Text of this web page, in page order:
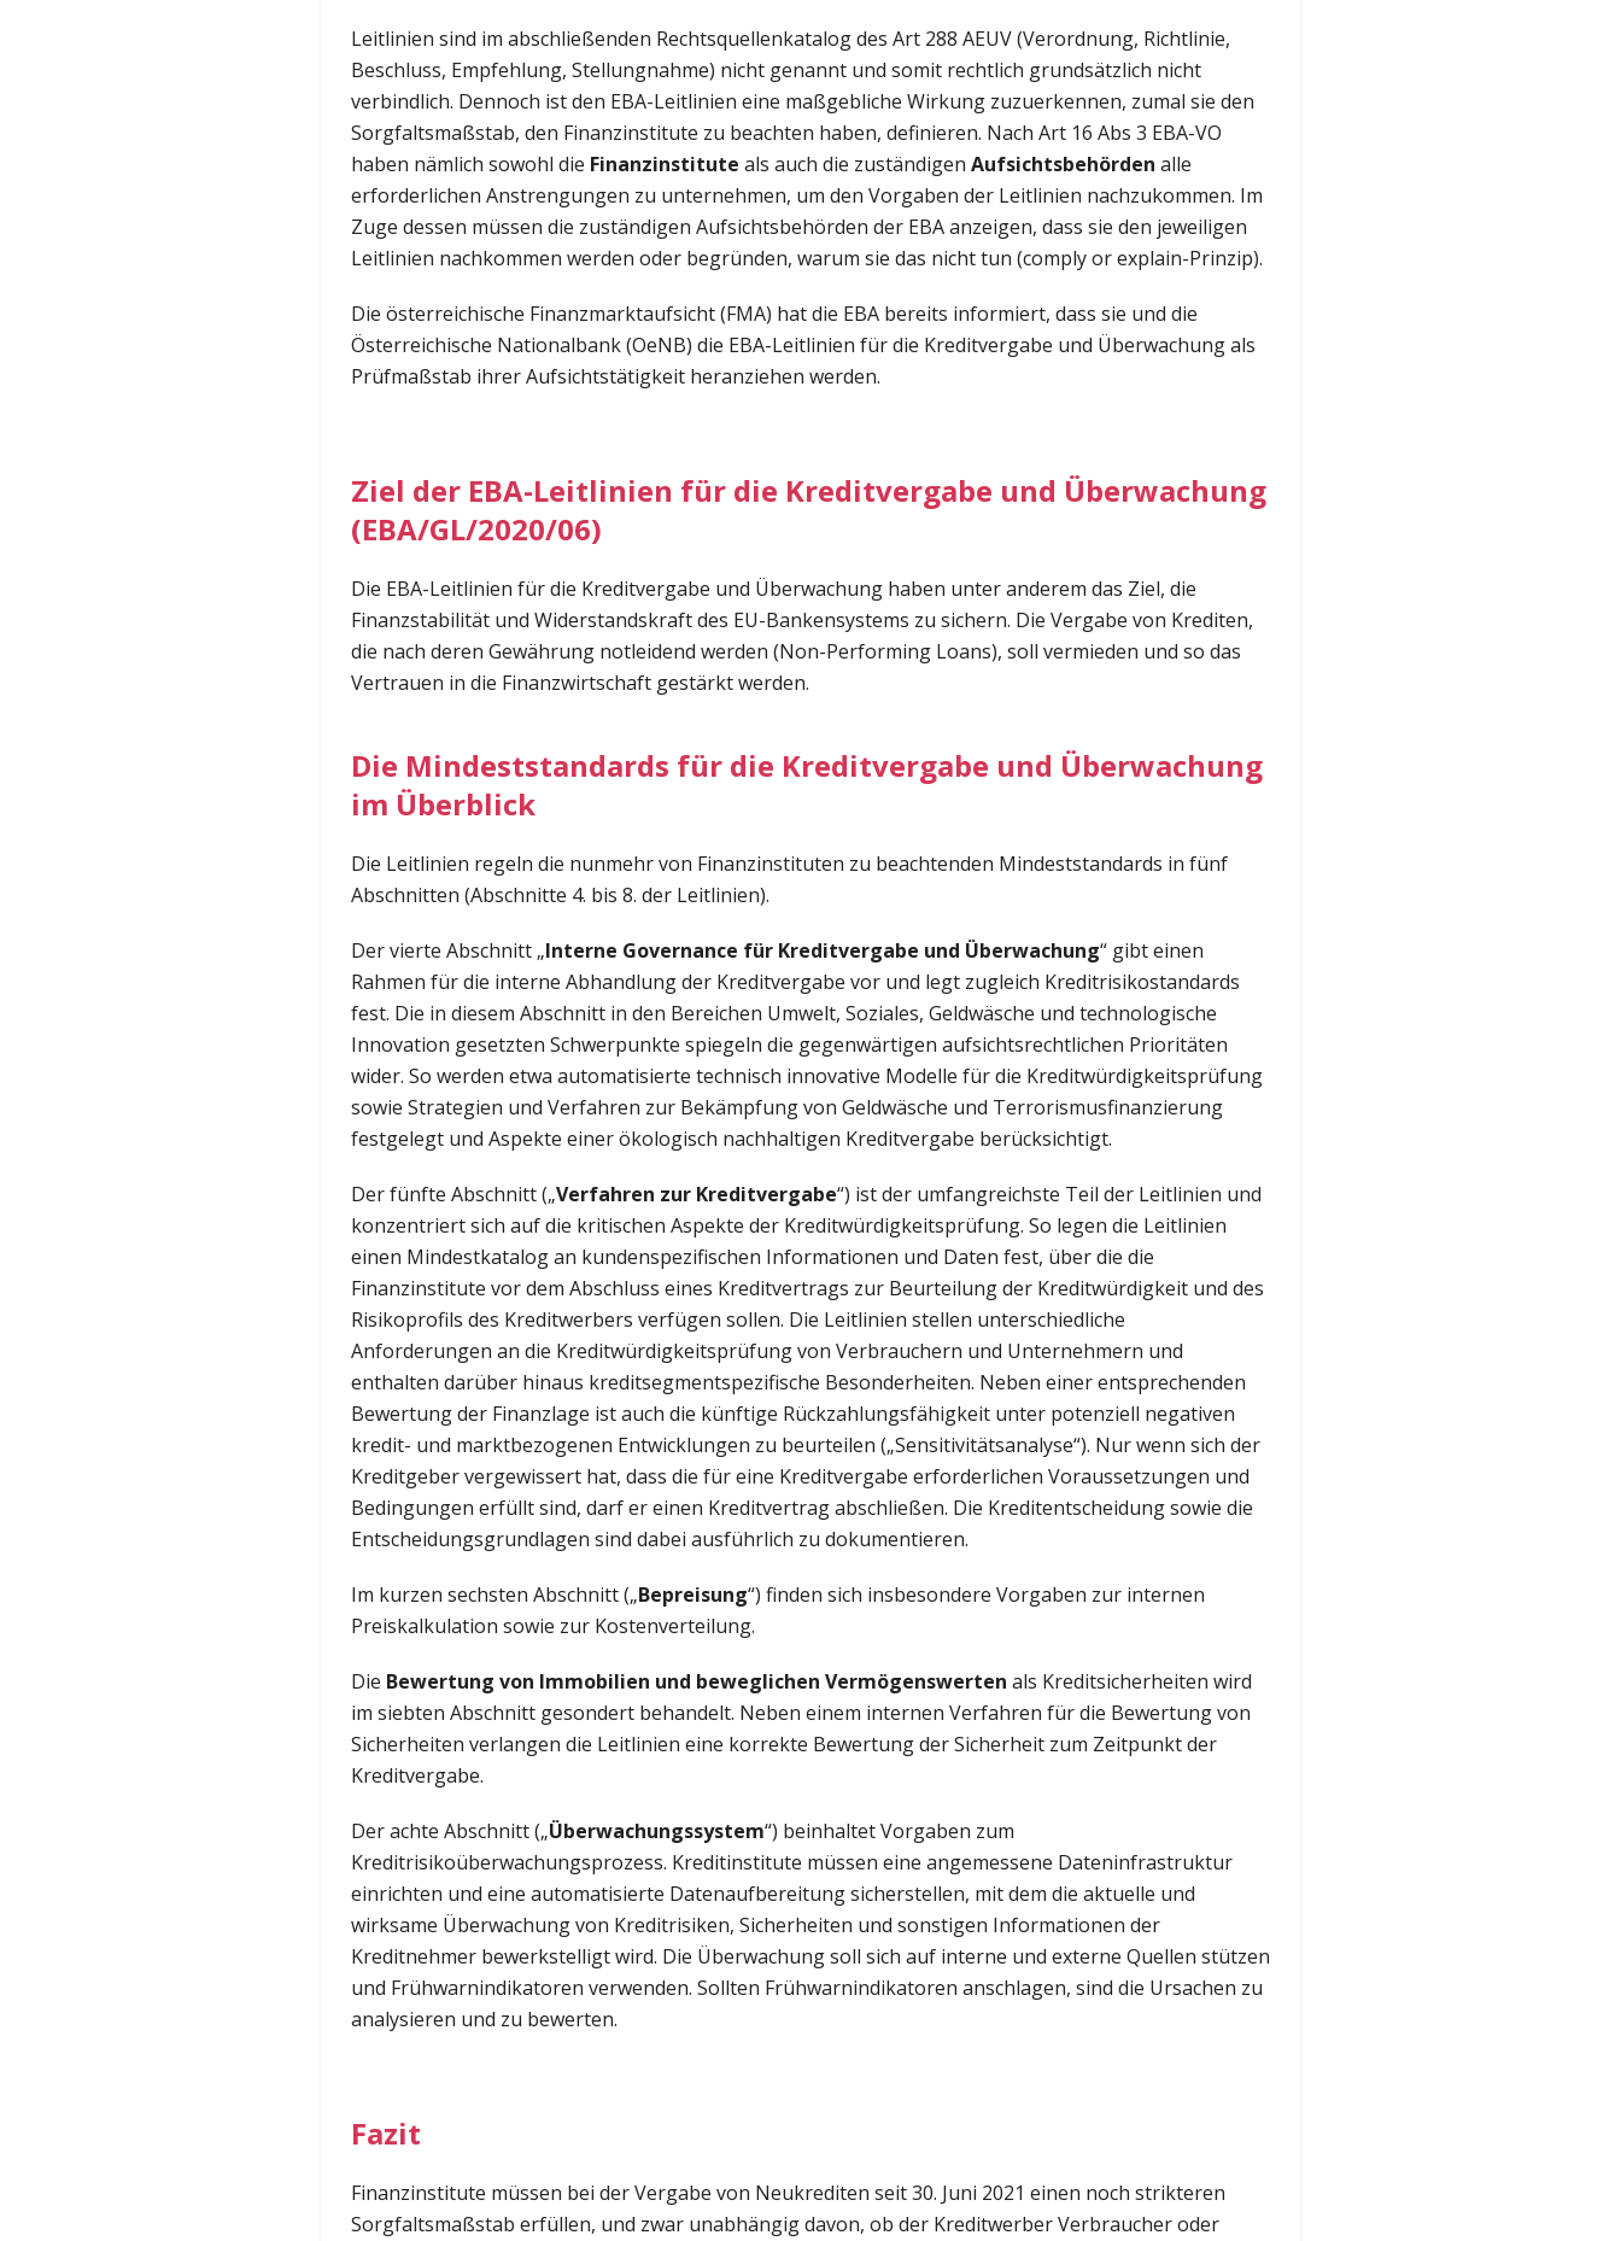
Leitlinien sind im abschließenden Rechtsquellenkatalog des Art 288 AEUV (Verordnung, Richtlinie,
Beschluss, Empfehlung, Stellungnahme) nicht genannt und somit rechtlich grundsätzlich nicht
verbindlich. Dennoch ist den EBA-Leitlinien eine maßgebliche Wirkung zuzuerkennen, zumal sie den
Sorgfaltsmaßstab, den Finanzinstitute zu beachten haben, definieren. Nach Art 16 Abs 3 EBA-VO
haben nämlich sowohl die Finanzinstitute als auch die zuständigen Aufsichtsbehörden alle
erforderlichen Anstrengungen zu unternehmen, um den Vorgaben der Leitlinien nachzukommen. Im
Zuge dessen müssen die zuständigen Aufsichtsbehörden der EBA anzeigen, dass sie den jeweiligen
Leitlinien nachkommen werden oder begründen, warum sie das nicht tun (comply or explain-Prinzip).
Die österreichische Finanzmarktaufsicht (FMA) hat die EBA bereits informiert, dass sie und die
Österreichische Nationalbank (OeNB) die EBA-Leitlinien für die Kreditvergabe und Überwachung als
Prüfmaßstab ihrer Aufsichtstätigkeit heranziehen werden.
Ziel der EBA-Leitlinien für die Kreditvergabe und Überwachung
(EBA/GL/2020/06)
Die EBA-Leitlinien für die Kreditvergabe und Überwachung haben unter anderem das Ziel, die
Finanzstabilität und Widerstandskraft des EU-Bankensystems zu sichern. Die Vergabe von Krediten,
die nach deren Gewährung notleidend werden (Non-Performing Loans), soll vermieden und so das
Vertrauen in die Finanzwirtschaft gestärkt werden.
Die Mindeststandards für die Kreditvergabe und Überwachung
im Überblick
Die Leitlinien regeln die nunmehr von Finanzinstituten zu beachtenden Mindeststandards in fünf
Abschnitten (Abschnitte 4. bis 8. der Leitlinien).
Der vierte Abschnitt „Interne Governance für Kreditvergabe und Überwachung“ gibt einen
Rahmen für die interne Abhandlung der Kreditvergabe vor und legt zugleich Kreditrisikostandards
fest. Die in diesem Abschnitt in den Bereichen Umwelt, Soziales, Geldwäsche und technologische
Innovation gesetzten Schwerpunkte spiegeln die gegenwärtigen aufsichtsrechtlichen Prioritäten
wider. So werden etwa automatisierte technisch innovative Modelle für die Kreditwürdigkeitsprüfung
sowie Strategien und Verfahren zur Bekämpfung von Geldwäsche und Terrorismusfinanzierung
festgelegt und Aspekte einer ökologisch nachhaltigen Kreditvergabe berücksichtigt.
Der fünfte Abschnitt („Verfahren zur Kreditvergabe“) ist der umfangreichste Teil der Leitlinien und
konzentriert sich auf die kritischen Aspekte der Kreditwürdigkeitsprüfung. So legen die Leitlinien
einen Mindestkatalog an kundenspezifischen Informationen und Daten fest, über die die
Finanzinstitute vor dem Abschluss eines Kreditvertrags zur Beurteilung der Kreditwürdigkeit und des
Risikoprofils des Kreditwerbers verfügen sollen. Die Leitlinien stellen unterschiedliche
Anforderungen an die Kreditwürdigkeitsprüfung von Verbrauchern und Unternehmern und
enthalten darüber hinaus kreditsegmentspezifische Besonderheiten. Neben einer entsprechenden
Bewertung der Finanzlage ist auch die künftige Rückzahlungsfähigkeit unter potenziell negativen
kredit- und marktbezogenen Entwicklungen zu beurteilen („Sensitivitätsanalyse“). Nur wenn sich der
Kreditgeber vergewissert hat, dass die für eine Kreditvergabe erforderlichen Voraussetzungen und
Bedingungen erfüllt sind, darf er einen Kreditvertrag abschließen. Die Kreditentscheidung sowie die
Entscheidungsgrundlagen sind dabei ausführlich zu dokumentieren.
Im kurzen sechsten Abschnitt („Bepreisung“) finden sich insbesondere Vorgaben zur internen
Preiskalkulation sowie zur Kostenverteilung.
Die Bewertung von Immobilien und beweglichen Vermögenswerten als Kreditsicherheiten wird
im siebten Abschnitt gesondert behandelt. Neben einem internen Verfahren für die Bewertung von
Sicherheiten verlangen die Leitlinien eine korrekte Bewertung der Sicherheit zum Zeitpunkt der
Kreditvergabe.
Der achte Abschnitt („Überwachungssystem“) beinhaltet Vorgaben zum
Kreditrisikoüberwachungsprozess. Kreditinstitute müssen eine angemessene Dateninfrastruktur
einrichten und eine automatisierte Datenaufbereitung sicherstellen, mit dem die aktuelle und
wirksame Überwachung von Kreditrisiken, Sicherheiten und sonstigen Informationen der
Kreditnehmer bewerkstelligt wird. Die Überwachung soll sich auf interne und externe Quellen stützen
und Frühwarnindikatoren verwenden. Sollten Frühwarnindikatoren anschlagen, sind die Ursachen zu
analysieren und zu bewerten.
Fazit
Finanzinstitute müssen bei der Vergabe von Neukrediten seit 30. Juni 2021 einen noch strikteren
Sorgfaltsmaßstab erfüllen, und zwar unabhängig davon, ob der Kreditwerber Verbraucher oder